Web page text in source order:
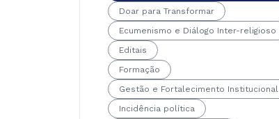
Doar para Transformar
Ecumenismo e Diálogo Inter-religioso
Editais
Formação
Gestão e Fortalecimento Institucional
Incidência política